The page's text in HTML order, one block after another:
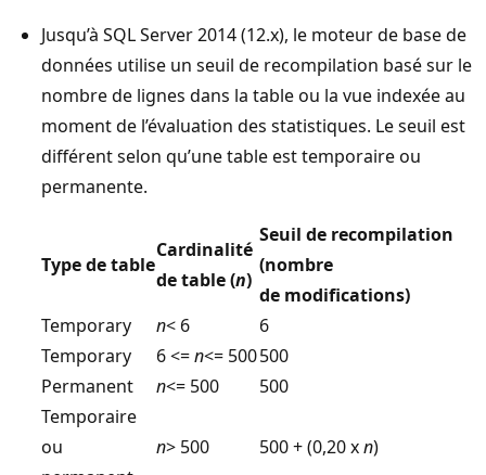
Jusqu’à SQL Server 2014 (12.x), le moteur de base de
données utilise un seuil de recompilation basé sur le
nombre de lignes dans la table ou la vue indexée au
moment de l’évaluation des statistiques. Le seuil est
différent selon qu’une table est temporaire ou
permanente.
Type de table
Cardinalité
de table (n)
Seuil de recompilation
(nombre
de modifications)
Temporary
n< 6
6
Temporary
6 <=n<= 500500
Permanent
n<= 500
500
Temporaire
ou
n> 500 500 + (0,20 xn)